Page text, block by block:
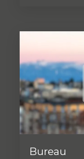
Bureau